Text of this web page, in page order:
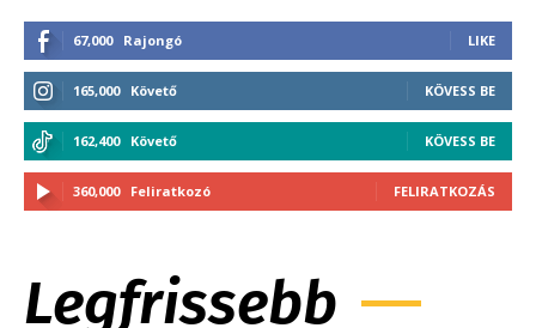
67,000 Rajongó LIKE
165,000 Követő KÖVESS BE
162,400 Követő KÖVESS BE
360,000 Feliratkozó FELIRATKOZÁS
Legfrissebb